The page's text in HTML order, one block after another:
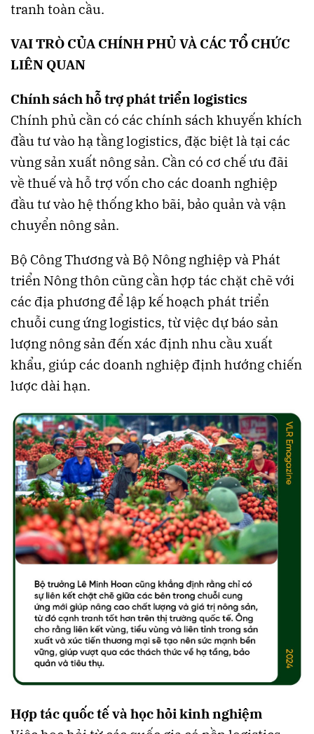
tranh toàn cầu.
VAI TRÒ CỦA CHÍNH PHỦ VÀ CÁC TỔ CHỨC
LIÊN QUAN
Chính sách hỗ trợ phát triển logistics
Chính phủ cần có các chính sách khuyến khích
đầu tư vào hạ tầng logistics, đặc biệt là tại các
vùng sản xuất nông sản. Cần có cơ chế ưu đãi
về thuế và hỗ trợ vốn cho các doanh nghiệp
đầu tư vào hệ thống kho bãi, bảo quản và vận
chuyển nông sản.
Bộ Công Thương và Bộ Nông nghiệp và Phát
triển Nông thôn cũng cần hợp tác chặt chẽ với
các địa phương để lập kế hoạch phát triển
chuỗi cung ứng logistics, từ việc dự báo sản
lượng nông sản đến xác định nhu cầu xuất
khẩu, giúp các doanh nghiệp định hướng chiến
lược dài hạn.
Hợp tác quốc tế và học hỏi kinh nghiệm